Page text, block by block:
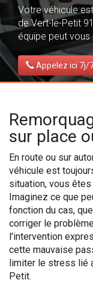
Votre véhicule
de Vert-le-Petit
équipe peut
Appelez ici 7j/
sur place
En route ou sur
véhicule est
situation, vous
Imaginez ce que
fonction du cas,
corriger le
l'intervention
cette mauvaise
limiter le stress lié
Petit.